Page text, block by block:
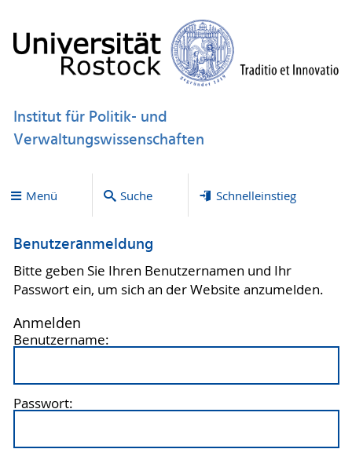
Institut für Politik- und
Verwaltungswissenschaften
Menü Suche Schnelleinstieg
Benutzeranmeldung
Bitte geben Sie Ihren Benutzernamen und Ihr
Passwort ein, um sich an der Website anzumelden.
Anmelden
Benutzername:
Passwort: